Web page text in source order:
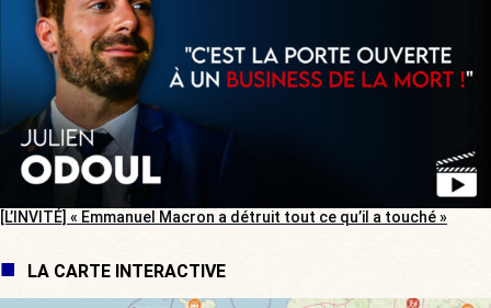
[L’INVITÉ] « Emmanuel Macron a détruit tout ce qu’il a touché »
LA CARTE INTERACTIVE